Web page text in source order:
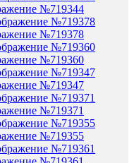
№719344
№719378
№719360
№719347
№719371
№719355